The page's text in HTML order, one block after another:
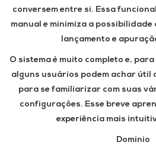
conversem entre si. Essa
manual e minimiza a
lançamento e
O sistema é muito completo e,
alguns usuários podem achar útil
para se familiarizar com suas
configurações. Esse breve
experiência mais
Domínio